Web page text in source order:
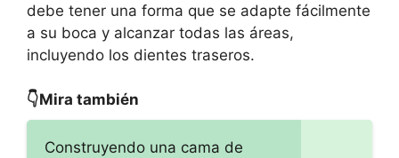
debe tener una forma que se adapte fácilmente
a su boca y alcanzar todas las áreas,
incluyendo los dientes traseros.
👇Mira también
Construyendo una cama de